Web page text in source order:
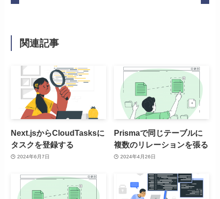
関連記事
Next.jsからCloudTasksに
タスクを登録する
2024年6月7日
Prismaで同じテーブルに
複数のリレーションを張る
2024年4月26日